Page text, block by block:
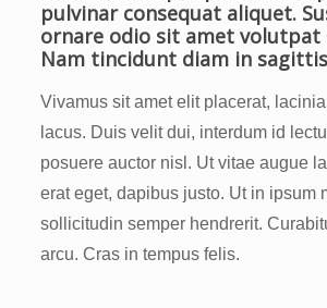
pulvinar consequat aliquet.
ornare odio sit amet volutpat
Nam tincidunt diam in
Vivamus sit amet elit placerat,
lacus. Duis velit dui, interdum id
posuere auctor nisl. Ut vitae augue
erat eget, dapibus justo. Ut in ipsum
sollicitudin semper hendrerit.
arcu. Cras in tempus felis.